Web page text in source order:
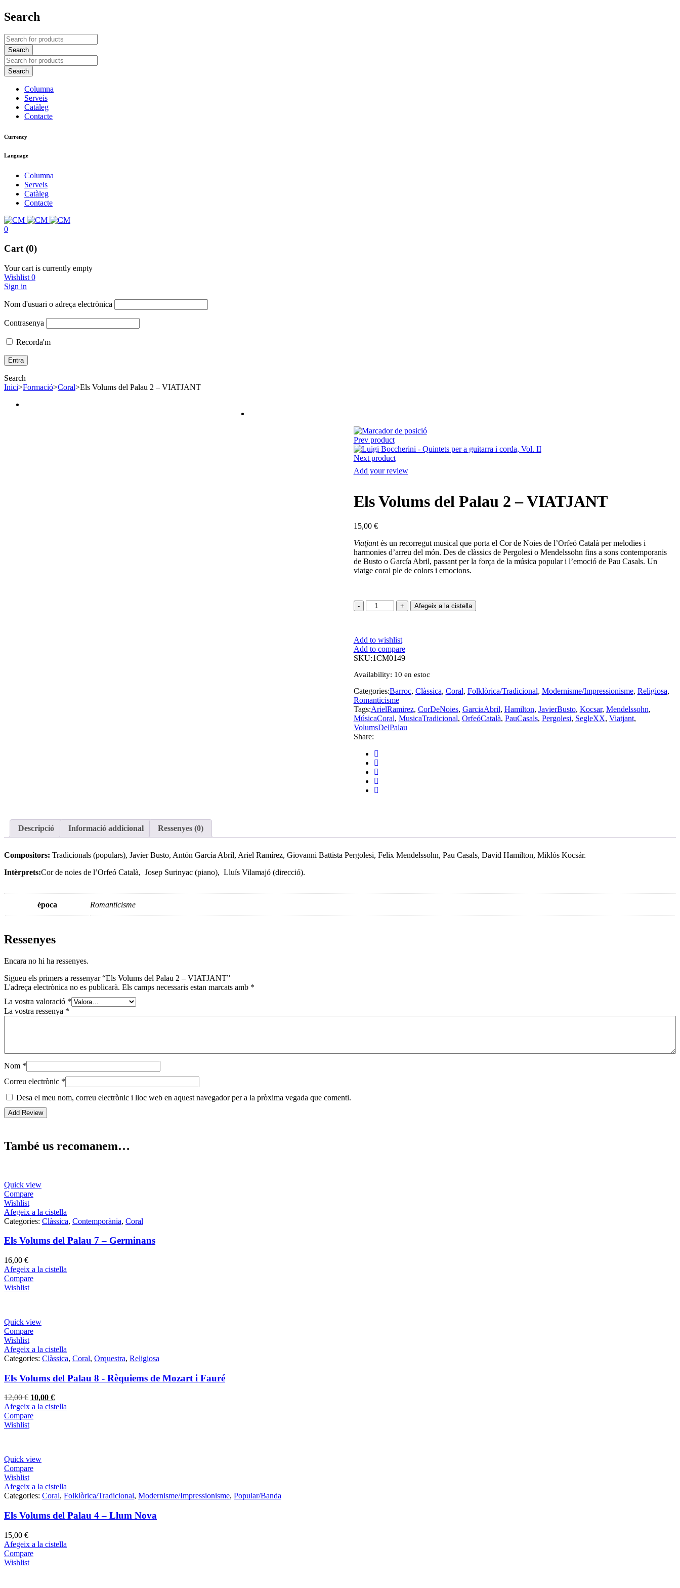
Search
Columna
Serveis
Catàleg
Contacte
Currency
Language
Columna
Serveis
Catàleg
Contacte
0
Cart (0)
Your cart is currently empty
Wishlist 0
Sign in
Nom d'usuari o adreça electrònica
Contrasenya
Recorda'm
Search
Inici>Formació>Coral>Els Volums del Palau 2 – VIATJANT
Prev product
Next product
Add your review
Els Volums del Palau 2 – VIATJANT
15,00 €
Viatjantés un recorregut musical que porta el Cor de Noies de l’Orfeó Català per melodies i
harmonies d’arreu del món. Des de clàssics de Pergolesi o Mendelssohn fins a sons contemporanis
de Busto o García Abril, passant per la força de la música popular i l’emoció de Pau Casals. Un
viatge coral ple de colors i emocions.
quantitat
de
del
Palau
2
VIATJANT
Afegeix a la cistella
Add to wishlist
Add to compare
SKU:1CM0149
Availability: 10 en estoc
Categories:Barroc, Clàssica, Coral, Folklòrica/Tradicional, Modernisme/Impressionisme, Religiosa,
Romanticisme
Tags:ArielRamirez, CorDeNoies, GarciaAbril, Hamilton, JavierBusto, Kocsar, Mendelssohn,
MúsicaCoral, MusicaTradicional, OrfeóCatalà, PauCasals, Pergolesi, SegleXX, Viatjant,
VolumsDelPalau
Share:
Descripció Informació addicional Ressenyes (0)
Compositors: Tradicionals (populars), Javier Busto, Antón García Abril, Ariel Ramírez, Giovanni Battista Pergolesi, Felix Mendelssohn, Pau Casals, David Hamilton, Miklós Kocsár.
Intèrprets:Cor de noies de l’Orfeó Català, Josep Surinyac (piano), Lluís Vilamajó (direcció).
època Romanticisme
Ressenyes
Encara no hi ha ressenyes.
Sigueu els primers a ressenyar “Els Volums del Palau 2 – VIATJANT”
L'adreça electrònica no es publicarà. Els camps necessaris estan marcats amb *
La vostra valoració *
La vostra ressenya *
Nom *
Correu electrònic *
Desa el meu nom, correu electrònic i lloc web en aquest navegador per a la pròxima vegada que comenti.
També us recomanem…
Quick view
Compare
Wishlist
Afegeix a la cistella
Categories: Clàssica, Contemporània, Coral
Els Volums del Palau 7 – Germinans
16,00 €
Afegeix a la cistella
Compare
Wishlist
Quick view
Compare
Wishlist
Afegeix a la cistella
Categories: Clàssica, Coral, Orquestra, Religiosa
Els Volums del Palau 8 - Rèquiems de Mozart i Fauré
12,00€ El
preu
original
10,00 €El
preu
Afegeix a la cistella
Compare
Wishlist
Quick view
Compare
Wishlist
Afegeix a la cistella
Categories: Coral, Folklòrica/Tradicional, Modernisme/Impressionisme, Popular/Banda
Els Volums del Palau 4 – Llum Nova
15,00 €
Afegeix a la cistella
Compare
Wishlist